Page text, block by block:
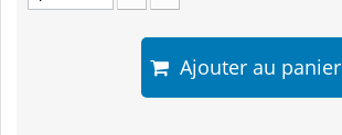
Ajouter au panier